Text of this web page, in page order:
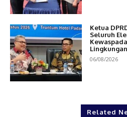
Ketua
Seluruh
06/08/2026
Related